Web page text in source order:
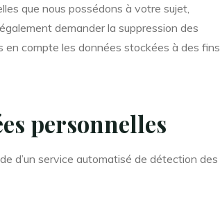
que nous possédons à votre sujet,
demander la suppression des
en compte les données stockées à des fins
personnelles
d’un service automatisé de détection des